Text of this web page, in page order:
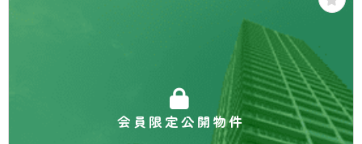
会員限定公開物件